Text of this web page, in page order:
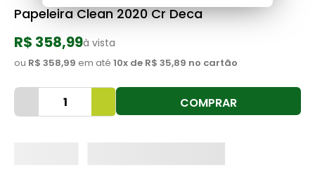
Papeleira Clean 2020 Cr Deca
R$ 358,99à vista
ou R$ 358,99 em até 10x de R$ 35,89 no cartão
COMPRAR
6º
argamassa
7º
tinta
8º
cimento
9º
vaso sanitário
10º torneira